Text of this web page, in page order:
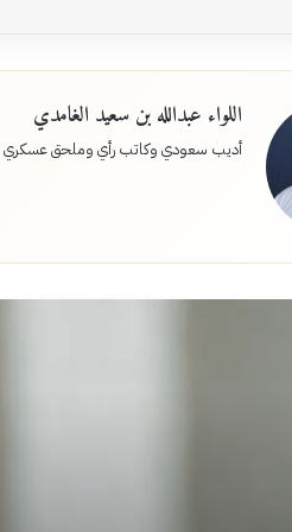
اللواء عبدالله بن سعيد الغامدي
أديب سعودي وكاتب رأي وملحق عسكري